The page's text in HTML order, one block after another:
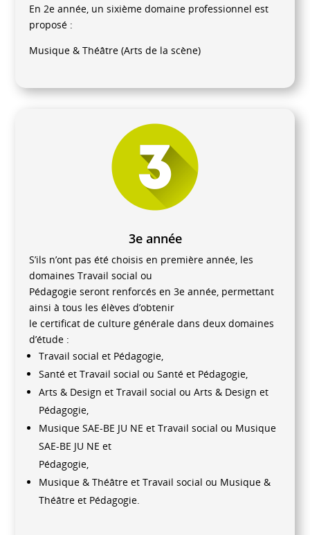
En 2e année, un sixième domaine professionnel est
proposé :
Musique & Théâtre (Arts de la scène)
3e année
S’ils n’ont pas été choisis en première année, les
domaines Travail social ou
Pédagogie seront renforcés en 3e année, permettant
ainsi à tous les élèves d’obtenir
le certificat de culture générale dans deux domaines
d’étude :
Travail social et Pédagogie,
Santé et Travail social ou Santé et Pédagogie,
Arts & Design et Travail social ou Arts & Design et
Pédagogie,
Musique SAE-BE JU NE et Travail social ou Musique
SAE-BE JU NE et
Pédagogie,
Musique & Théâtre et Travail social ou Musique &
Théâtre et Pédagogie.